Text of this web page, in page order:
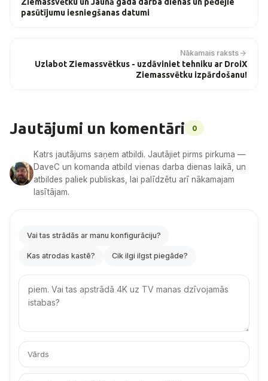
pasūtījumu iesniegšanas datumi
Nākamais raksts
Uzlabot Ziemassvētkus - uzdāviniet tehniku ar DroiX
Ziemassvētku izpārdošanu!
Jautājumi un komentāri 0
Katrs jautājums saņem atbildi. Jautājiet pirms pirkuma —
DaveC un komanda atbild vienas darba dienas laikā, un
atbildes paliek publiskas, lai palīdzētu arī nākamajam
lasītājam.
Vai tas strādās ar manu konfigurāciju?
Kas atrodas kastē? Cik ilgi ilgst piegāde?
question
Jūsu
vārds
Jūsu
pasts